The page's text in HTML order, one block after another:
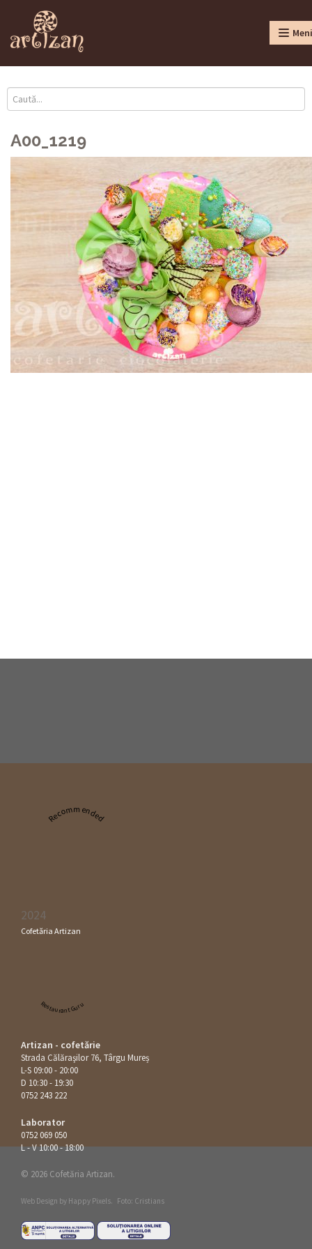
A00_1219
Recommended
2024
Cofetăria Artizan
Restaurant Guru
Artizan - cofetărie
Strada Călăraşilor 76, Târgu Mureș
L-S 09:00 - 20:00
D 10:30 - 19:30
0752 243 222
Laborator
0752 069 050
L - V 10:00 - 18:00
© 2026 Cofetăria Artizan.
Web Design by Happy Pixels. Foto: Cristians